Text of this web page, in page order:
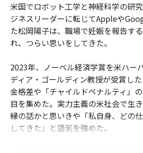
米国でロボット工学と神経科学の研
ジネスリーダーに転じてAppleや
た松岡陽子は、職場で妊娠を報告す
れ、つらい思いをしてきた。
2023年、ノーベル経済学賞を米ハー
ディア・ゴールディン教授が受賞し
金格差や「チャイルドペナルティ」
目を集めた。実力主義の米社会で生
縁の話かと思いきや「私自身、どの
してきた」と語気を強めた。